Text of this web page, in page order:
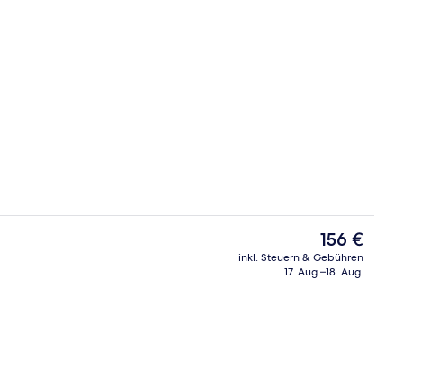
Terrasse/Patio
Der
aktuelle
Preis
156 €
inkl. Steuern & Gebühren
17. Aug.–18. Aug.